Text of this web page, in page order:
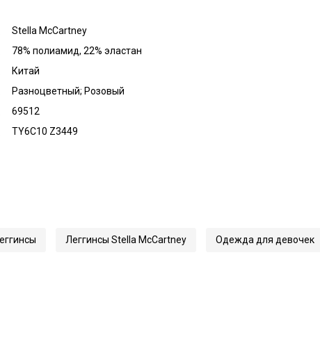
Stella McCartney
78% полиамид, 22% эластан
Китай
Разноцветный; Розовый
69512
TY6C10 Z3449
Леггинсы Stella McCartney Одежда для девочек